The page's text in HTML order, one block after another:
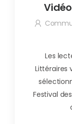
Les
Littéraires
Festival